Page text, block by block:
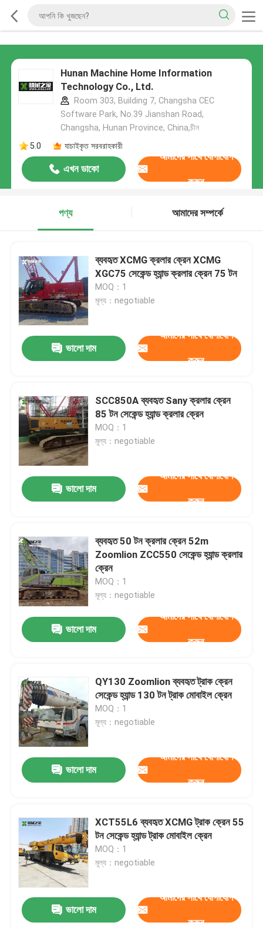
Hunan Machine Home Information
Technology Co., Ltd.
Room 303, Building 7, Changsha CEC
Software Park, No.39 Jianshan Road,
Changsha, Hunan Province, China,চীন
5.0
যাচাইকৃত সরবরাহকারী
এখন ডাকো
আমাদের সাথে যোগাযোগ
করুন
পণ্য আমাদের সম্পর্কে
ব্যবহৃত XCMG ক্রলার ক্রেন XCMG
XGC75 সেকেন্ড হ্যান্ড ক্রলার ক্রেন 75 টন
MOQ：1
মূল্য：negotiable
ভালো দাম
আমাদের সাথে যোগাযোগ
করুন
SCC850A ব্যবহৃত Sany ক্রলার ক্রেন
85 টন সেকেন্ড হ্যান্ড ক্রলার ক্রেন
MOQ：1
মূল্য：negotiable
ভালো দাম
আমাদের সাথে যোগাযোগ
করুন
ব্যবহৃত 50 টন ক্রলার ক্রেন 52m
Zoomlion ZCC550 সেকেন্ড হ্যান্ড ক্রলার
ক্রেন
MOQ：1
মূল্য：negotiable
ভালো দাম
আমাদের সাথে যোগাযোগ
করুন
QY130 Zoomlion ব্যবহৃত ট্রাক ক্রেন
সেকেন্ড হ্যান্ড 130 টন ট্রাক মোবাইল ক্রেন
MOQ：1
মূল্য：negotiable
ভালো দাম
আমাদের সাথে যোগাযোগ
করুন
XCT55L6 ব্যবহৃত XCMG ট্রাক ক্রেন 55
টন সেকেন্ড হ্যান্ড ট্রাক মোবাইল ক্রেন
MOQ：1
মূল্য：negotiable
ভালো দাম
আমাদের সাথে যোগাযোগ
করুন